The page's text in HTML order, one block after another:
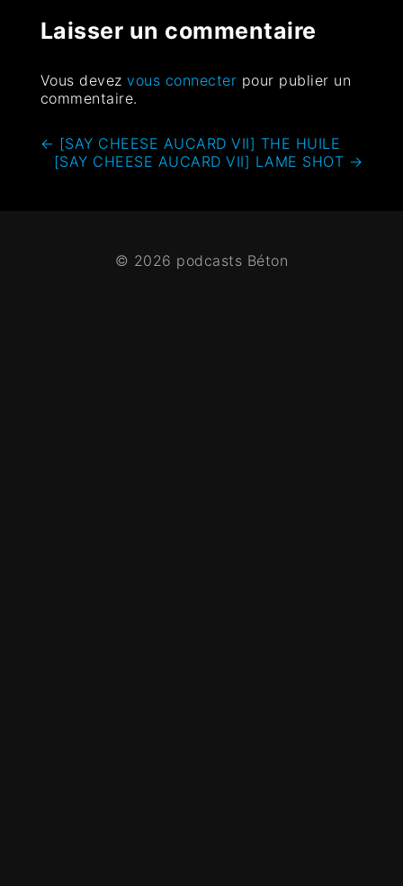
Laisser un commentaire
Vous devezvous connecter pour publier un
commentaire.
← [SAY CHEESE AUCARD VII] THE HUILE
[SAY CHEESE AUCARD VII] LAME SHOT →
© 2026 podcasts Béton